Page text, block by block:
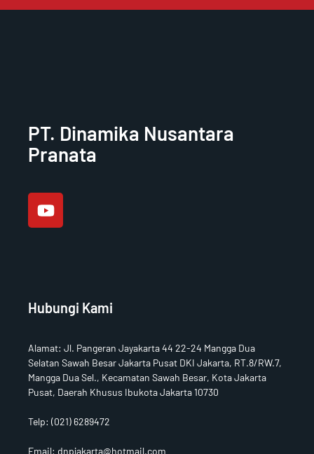
PT. Dinamika Nusantara
Pranata
o
u
t
Hubungi Kami
Alamat: Jl. Pangeran Jayakarta 44 22-24 Mangga Dua
Selatan Sawah Besar Jakarta Pusat DKI Jakarta, RT.8/RW.7,
Mangga Dua Sel., Kecamatan Sawah Besar, Kota Jakarta
Pusat, Daerah Khusus Ibukota Jakarta 10730
Telp: (021) 6289472
Email: dnpjakarta@hotmail.com